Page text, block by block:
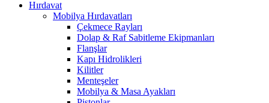
Hırdavat
Mobilya Hırdavatları
Çekmece Rayları
Dolap & Raf Sabitleme Ekipmanları
Flanşlar
Kapı Hidrolikleri
Kilitler
Menteşeler
Mobilya & Masa Ayakları